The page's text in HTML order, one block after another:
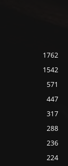
1762
1542
571
447
317
288
236
224